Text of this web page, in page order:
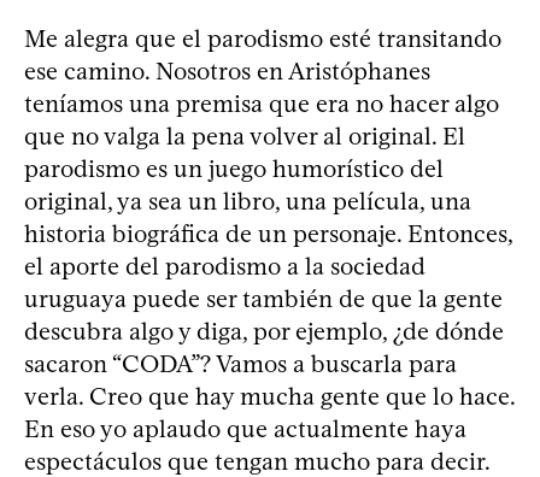
Me alegra que el parodismo esté transitando
ese camino. Nosotros en Aristóphanes
teníamos una premisa que era no hacer algo
que no valga la pena volver al original. El
parodismo es un juego humorístico del
original, ya sea un libro, una película, una
historia biográfica de un personaje. Entonces,
el aporte del parodismo a la sociedad
uruguaya puede ser también de que la gente
descubra algo y diga, por ejemplo, ¿de dónde
sacaron “CODA”? Vamos a buscarla para
verla. Creo que hay mucha gente que lo hace.
En eso yo aplaudo que actualmente haya
espectáculos que tengan mucho para decir.